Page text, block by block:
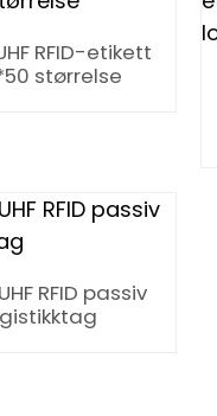
RFID-etikett
størrelse
RFID passiv